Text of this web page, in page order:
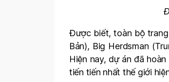
Được biết, toàn bộ
Bản), Big Herdsman
Hiện nay, dự án đã
tiến tiến nhất thế giới